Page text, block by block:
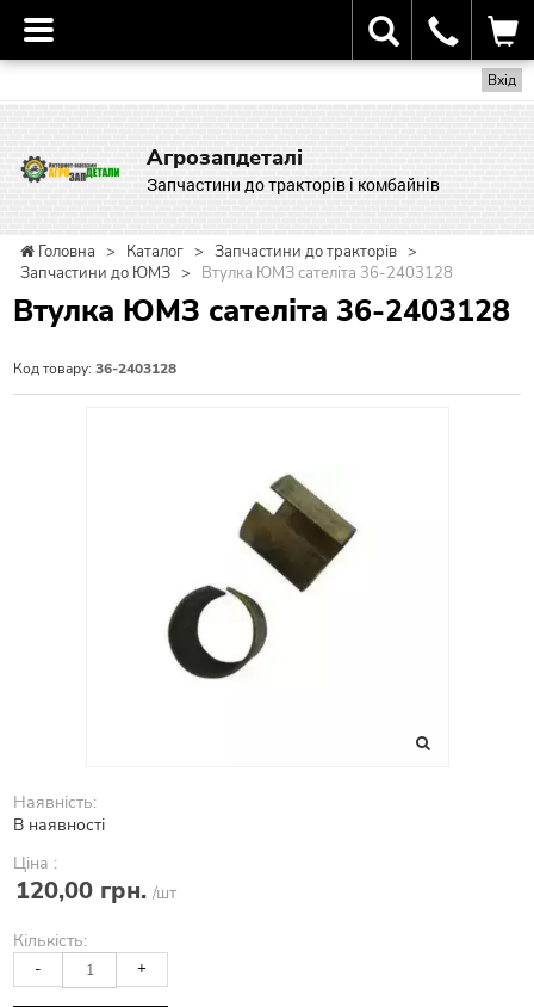
Вхід
Агрозапдеталі
Запчастини до тракторів і комбайнів
Головна > Каталог > Запчастини до тракторів >
Запчастини до ЮМЗ > Втулка ЮМЗ сателіта 36-2403128
Втулка ЮМЗ сателіта 36-2403128
Код товару: 36-2403128
Наявність:
В наявності
Ціна :
120,00 грн. /шт
Кількість:
- +